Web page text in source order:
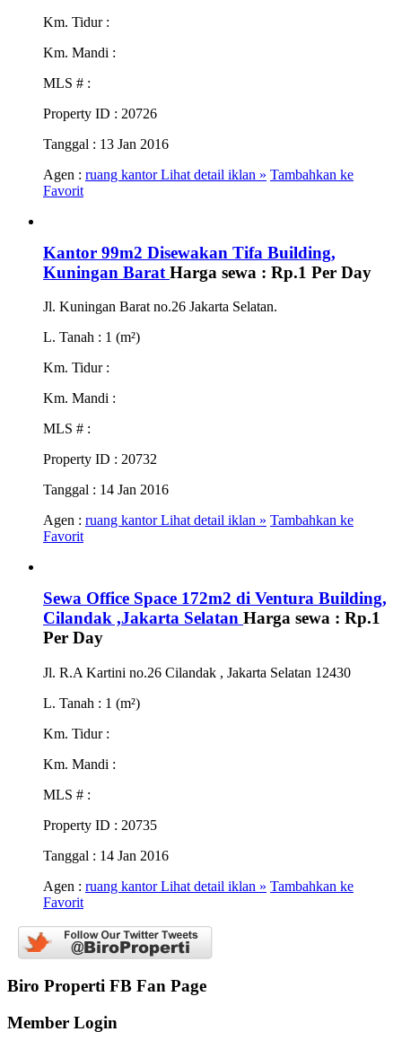
Km. Tidur :
Km. Mandi :
MLS # :
Property ID : 20726
Tanggal : 13 Jan 2016
Agen : ruang kantorLihat detail iklan » Tambahkan ke
Favorit
Kantor 99m2 Disewakan Tifa Building,
Kuningan Barat Harga sewa : Rp.1 Per Day
Jl. Kuningan Barat no.26 Jakarta Selatan.
L. Tanah : 1 (m²)
Km. Tidur :
Km. Mandi :
MLS # :
Property ID : 20732
Tanggal : 14 Jan 2016
Agen : ruang kantorLihat detail iklan » Tambahkan ke
Favorit
Sewa Office Space 172m2 di Ventura Building,
Cilandak ,Jakarta Selatan Harga sewa : Rp.1
Per Day
Jl. R.A Kartini no.26 Cilandak , Jakarta Selatan 12430
L. Tanah : 1 (m²)
Km. Tidur :
Km. Mandi :
MLS # :
Property ID : 20735
Tanggal : 14 Jan 2016
Agen : ruang kantorLihat detail iklan » Tambahkan ke
Favorit
Biro Properti FB Fan Page
Member Login